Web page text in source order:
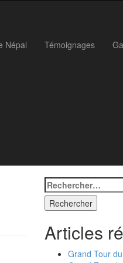
Népal Témoignages
Rechercher :
Articles
Grand Tour